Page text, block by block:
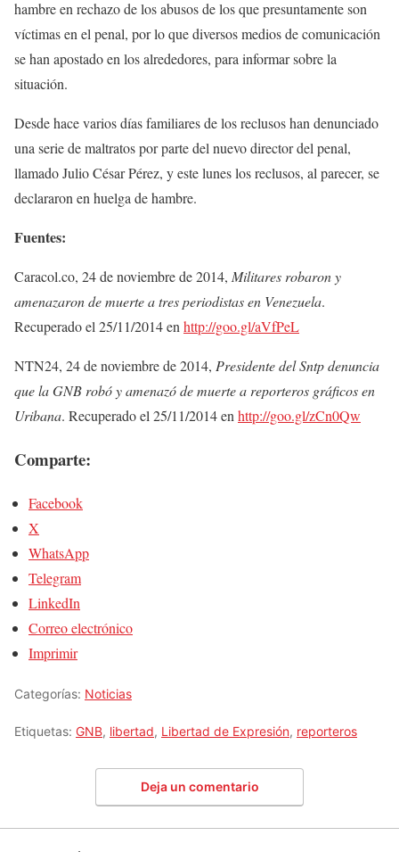
hambre en rechazo de los abusos de los que presuntamente son
víctimas en el penal, por lo que diversos medios de comunicación
se han apostado en los alrededores, para informar sobre la
situación.
Desde hace varios días familiares de los reclusos han denunciado
una serie de maltratos por parte del nuevo director del penal,
llamado Julio César Pérez, y este lunes los reclusos, al parecer, se
declararon en huelga de hambre.
Fuentes:
Caracol.co, 24 de noviembre de 2014, Militares robaron y
amenazaron de muerte a tres periodistas en Venezuela.
Recuperado el 25/11/2014 en http://goo.gl/aVfPeL
NTN24, 24 de noviembre de 2014, Presidente del Sntp denuncia
que la GNB robó y amenazó de muerte a reporteros gráficos en
Uribana. Recuperado el 25/11/2014 en http://goo.gl/zCn0Qw
Comparte:
Facebook
X
WhatsApp
Telegram
LinkedIn
Correo electrónico
Imprimir
Categorías: Noticias
Etiquetas: GNB, libertad, Libertad de Expresión, reporteros
Deja un comentario